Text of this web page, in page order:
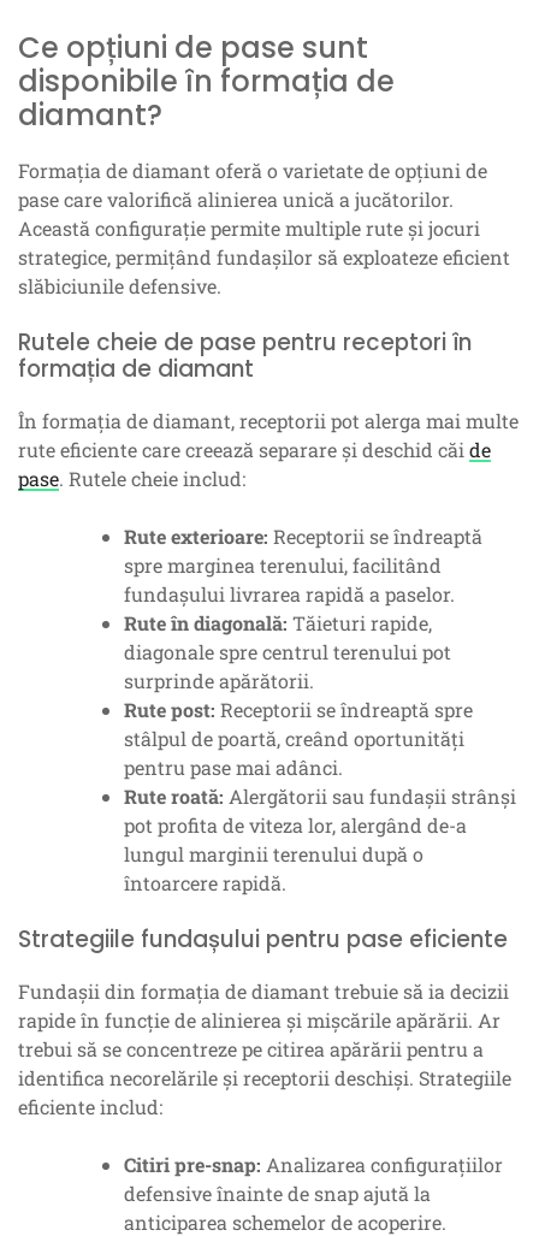
Ce opțiuni de pase sunt
disponibile în formația de
diamant?
Formația de diamant oferă o varietate de opțiuni de
pase care valorifică alinierea unică a jucătorilor.
Această configurație permite multiple rute și jocuri
strategice, permițând fundașilor să exploateze eficient
slăbiciunile defensive.
Rutele cheie de pase pentru receptori în
formația de diamant
În formația de diamant, receptorii pot alerga mai multe
rute eficiente care creează separare și deschid căi de
pase. Rutele cheie includ:
Rute exterioare: Receptorii se îndreaptă
spre marginea terenului, facilitând
fundașului livrarea rapidă a paselor.
Rute în diagonală: Tăieturi rapide,
diagonale spre centrul terenului pot
surprinde apărătorii.
Rute post: Receptorii se îndreaptă spre
stâlpul de poartă, creând oportunități
pentru pase mai adânci.
Rute roată: Alergătorii sau fundașii strânși
pot profita de viteza lor, alergând de-a
lungul marginii terenului după o
întoarcere rapidă.
Strategiile fundașului pentru pase eficiente
Fundașii din formația de diamant trebuie să ia decizii
rapide în funcție de alinierea și mișcările apărării. Ar
trebui să se concentreze pe citirea apărării pentru a
identifica necorelările și receptorii deschiși. Strategiile
eficiente includ:
Citiri pre-snap: Analizarea configurațiilor
defensive înainte de snap ajută la
anticiparea schemelor de acoperire.